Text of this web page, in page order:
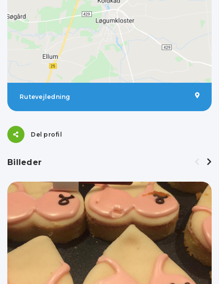
Rutevejledning
Del profil
Billeder